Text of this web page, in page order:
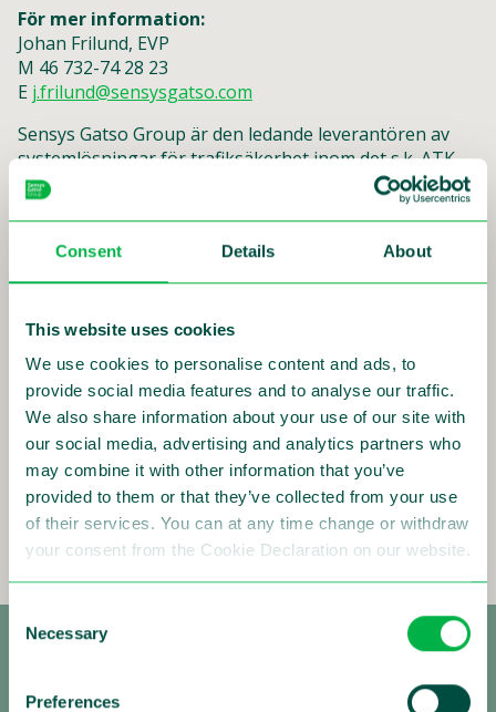
Consent Details About
This website uses cookies
We use cookies to personalise content and ads, to
provide social media features and to analyse our traffic.
We also share information about your use of our site with
our social media, advertising and analytics partners who
may combine it with other information that you’ve
provided to them or that they’ve collected from your use
of their services. You can at any time change or withdraw
your consent from the Cookie Declaration on our website.
Consent
Selection
Necessary
Preferences
För mer information:
Johan Frilund, EVP
M 46 732-74 28 23
E j.frilund@sensysgatso.com
Sensys Gatso Group är den ledande leverantören av
systemlösningar för trafiksäkerhet inom det s.k. ATK-
området (automatisk trafiksäkerhetskontroll). Sensys
Gatso har dotterbolag i Australien, Tyskland, Holland,
Sensys Gatso-koncernens aktie är noterad på NASDAQ
OMX Stockholm. Gruppen har 200 anställda och är
och Gatso Beheer BV efter Sensys Traffics förvärv av
Gatso Beheer. Sensys Traffic hade en omsättning på
SEK 160,6 Mkr under 2014 och Gatso Beheer hade
proformaomsättning på SEK 275,5 Mkr under
räkenskapsåret som slutar 30 sep 2014.
För mer information se www.sensysgatso.com
Ladda ner pressmeddelande